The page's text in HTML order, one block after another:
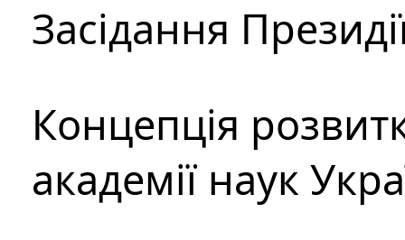
Засідання
Концепція
академії наук